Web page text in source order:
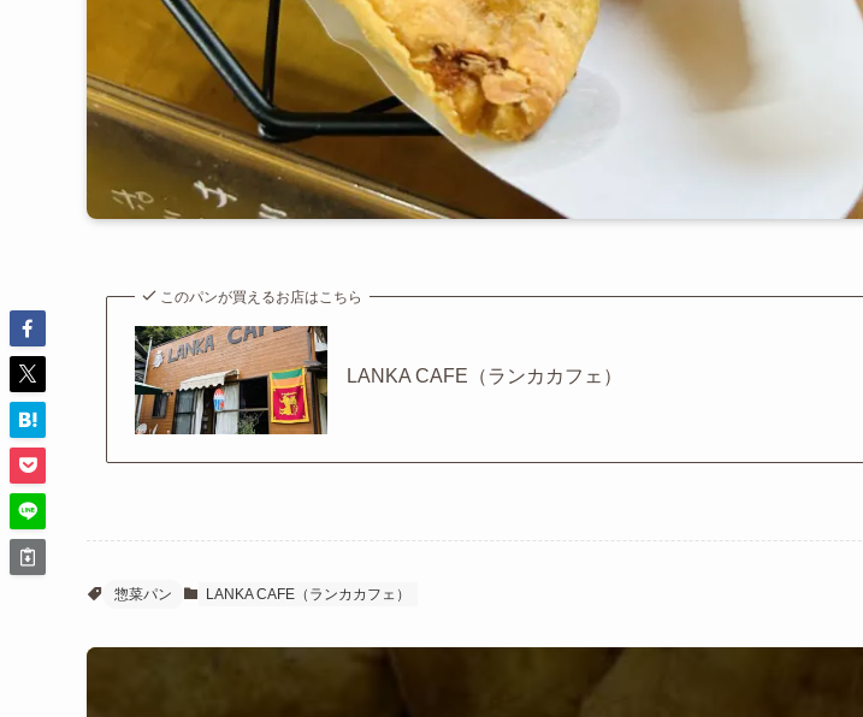
このパンが買えるお店はこちら
LANKA CAFE（ランカカフェ）
惣菜パン LANKA CAFE（ランカカフェ）